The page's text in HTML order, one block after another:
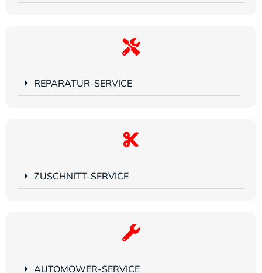
REPARATUR-SERVICE
ZUSCHNITT-SERVICE
AUTOMOWER-SERVICE